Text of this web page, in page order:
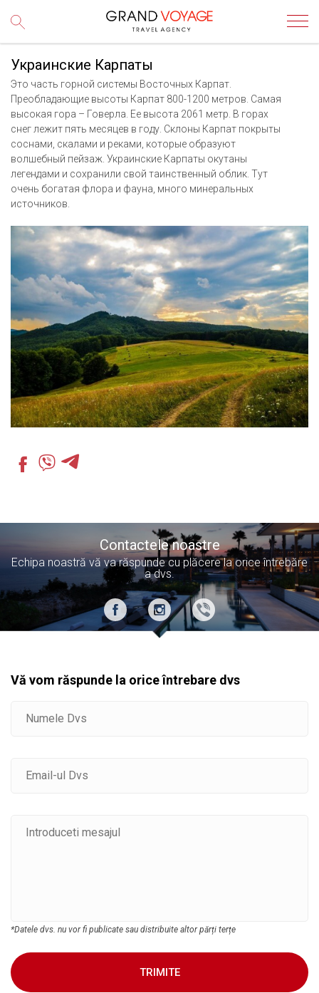
Украинские Карпаты
Это часть горной системы Восточных Карпат.
Преобладающие высоты Карпат 800-1200 метров. Самая
высокая гора – Говерла. Ее высота 2061 метр. В горах
снег лежит пять месяцев в году. Склоны Карпат покрыты
соснами, скалами и реками, которые образуют
волшебный пейзаж. Украинские Карпаты окутаны
легендами и сохранили свой таинственный облик. Тут
очень богатая флора и фауна, много минеральных
источников.
Contactele noastre
Echipa noastră vă va răspunde cu plăcere la orice întrebăre
a dvs.
Vă vom răspunde la orice întrebare dvs
*Datele dvs. nu vor fi publicate sau distribuite altor părți terțe
TRIMITE